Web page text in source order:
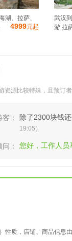
湖、拉萨、
4999元起
武汉
游 拉
资源比较特殊，且预订
： 除了2300块钱
19:05）
： 您好，工作人员
性质，店铺、商品信